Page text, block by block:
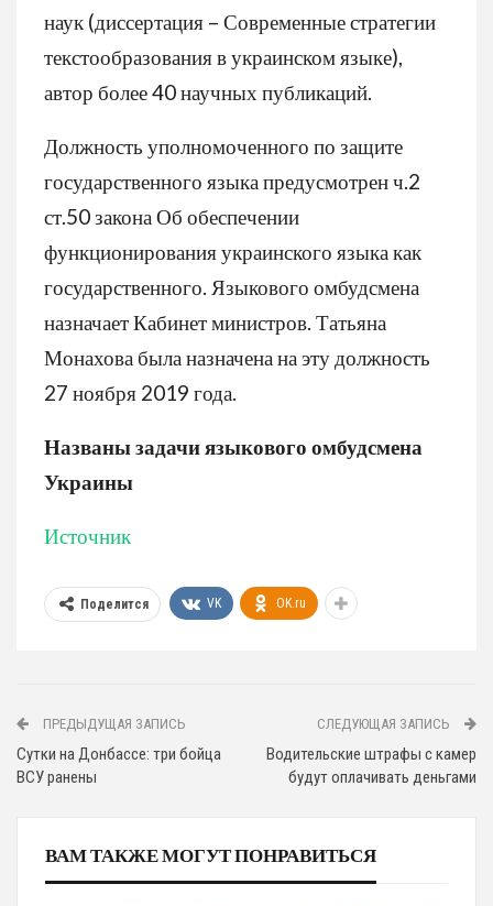
наук (диссертация – Современные стратегии
текстообразования в украинском языке),
автор более 40 научных публикаций.
Должность уполномоченного по защите
государственного языка предусмотрен ч.2
ст.50 закона Об обеспечении
функционирования украинского языка как
государственного. Языкового омбудсмена
назначает Кабинет министров. Татьяна
Монахова была назначена на эту должность
27 ноября 2019 года.
Названы задачи языкового омбудсмена
Украины
Источник
Поделится VK OK.ru
ПРЕДЫДУЩАЯ ЗАПИСЬ
Сутки на Донбассе: три бойца
ВСУ ранены
СЛЕДУЮЩАЯ ЗАПИСЬ
Водительские штрафы с камер
будут оплачивать деньгами
ВАМ ТАКЖЕ МОГУТ ПОНРАВИТЬСЯ